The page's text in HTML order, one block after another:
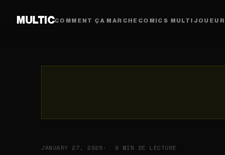
MULTICCOMMENT ÇA MARCHE COMICS MULTIJOUEUR
JANUARY 27, 2026 9 MIN DE LECTURE